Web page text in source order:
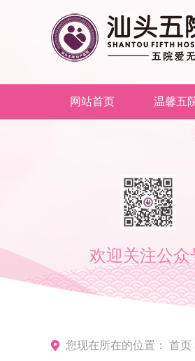
网站首页 温馨五
欢迎关注公众
您现在所在的位置： 首页